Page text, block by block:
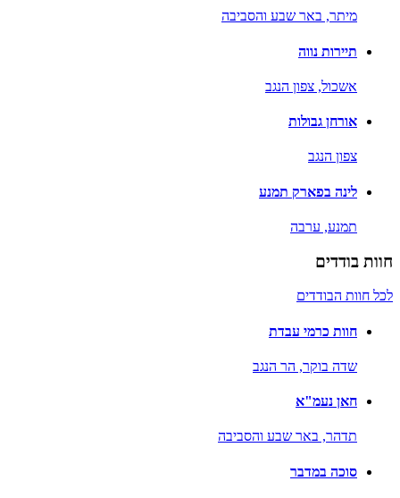
מיתר, באר שבע והסביבה
תיירות נווה
אשכול, צפון הנגב
אורחן גבולות
צפון הנגב
לינה בפארק תמנע
תמנע, ערבה
חוות בודדים
לכל חוות הבודדים
חוות כרמי עבדת
שדה בוקר, הר הנגב
חאן נעמ"א
תדהר, באר שבע והסביבה
סוכה במדבר